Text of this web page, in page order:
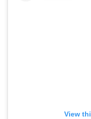
View